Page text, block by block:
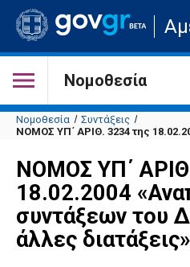
στην
σελίδα
του
Νομοθεσία
Νομοθεσία
Συντάξεις
ΝΟΜΟΣ ΥΠ΄ ΑΡΙΘ. 3234 της
ΝΟΜΟΣ ΥΠ΄
18.02.2004
συντάξεων του
άλλες